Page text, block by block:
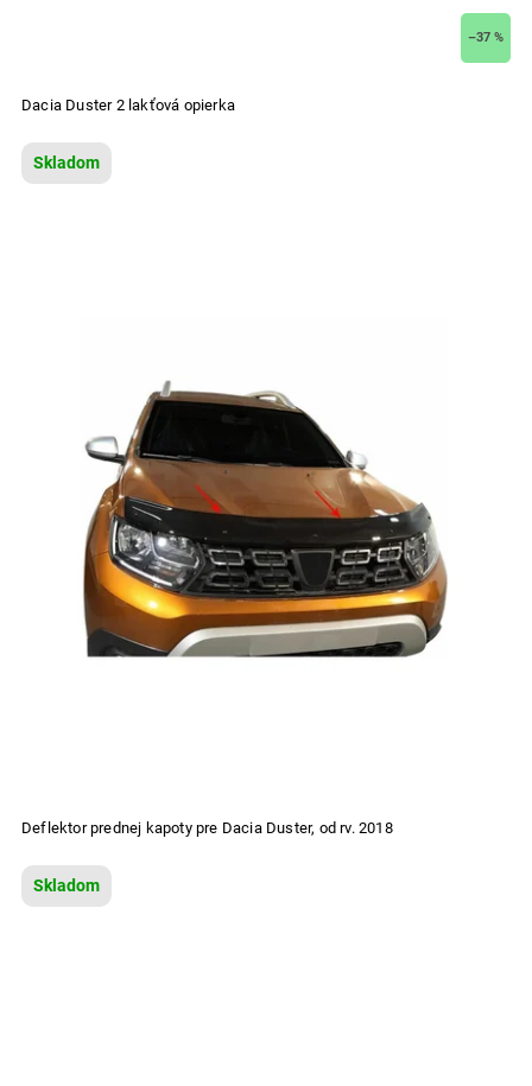
–37 %
Dacia Duster 2 lakťová opierka
Skladom
Deflektor prednej kapoty pre Dacia Duster, od rv. 2018
Skladom